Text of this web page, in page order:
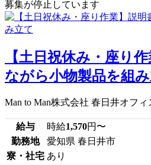
募集が停止しています
【土日祝休み・座り
ながら小物製品を組
Man to Man株式会社 春日井オフィ
給与 時給1,570円〜
勤務地
愛知県 春日井市
寮・社宅 あり